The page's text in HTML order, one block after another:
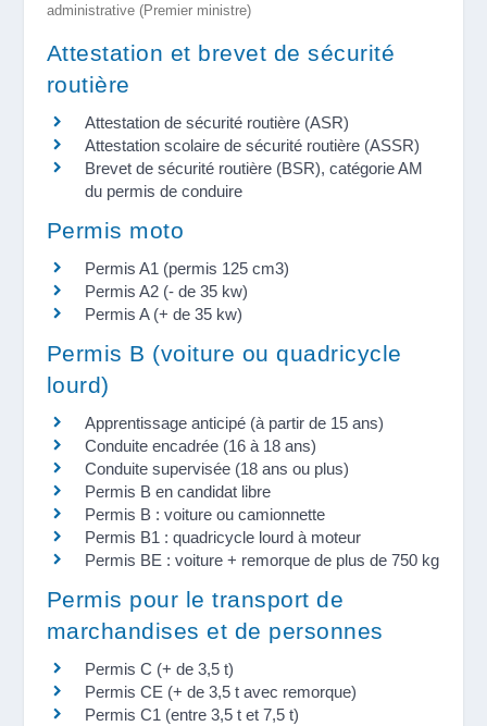
administrative (Premier ministre)
Attestation et brevet de sécurité
routière
Attestation de sécurité routière (ASR)
Attestation scolaire de sécurité routière (ASSR)
Brevet de sécurité routière (BSR), catégorie AM
du permis de conduire
Permis moto
Permis A1 (permis 125 cm3)
Permis A2 (- de 35 kw)
Permis A (+ de 35 kw)
Permis B (voiture ou quadricycle
lourd)
Apprentissage anticipé (à partir de 15 ans)
Conduite encadrée (16 à 18 ans)
Conduite supervisée (18 ans ou plus)
Permis B en candidat libre
Permis B : voiture ou camionnette
Permis B1 : quadricycle lourd à moteur
Permis BE : voiture + remorque de plus de 750 kg
Permis pour le transport de
marchandises et de personnes
Permis C (+ de 3,5 t)
Permis CE (+ de 3,5 t avec remorque)
Permis C1 (entre 3,5 t et 7,5 t)